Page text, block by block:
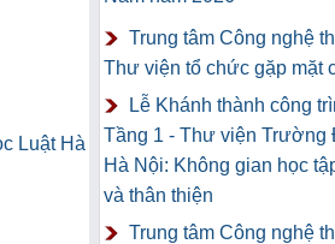
Luật Hà
Trung tâm Công nghệ
Thư viện tổ chức gặp mặt
Lễ Khánh thành công
Tầng 1 - Thư viện Trường
Hà Nội: Không gian học
và thân thiện
Trung tâm Công nghệ